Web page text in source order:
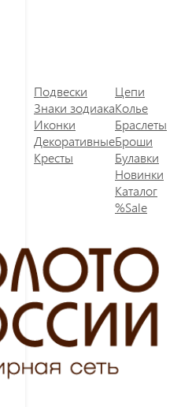
Подвески
Знаки зодиака
Иконки
Декоративные
Кресты
Цепи
Колье
Браслеты
Броши
Булавки
Новинки
Каталог
%Sale